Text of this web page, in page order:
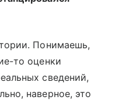
Понимаешь,
то оценки
сведений,
наверное, это